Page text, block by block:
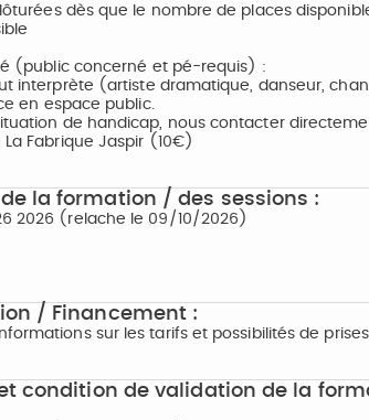
dès que le nombre de places
(public concerné et pé-requis) :
interprète (artiste dramatique, danseur,
en espace public.
de handicap, nous contacter
Fabrique Jaspir (10€)
la formation / des sessions :
2026 (relache le 09/10/2026)
/ Financement :
sur les tarifs et possibilités de
condition de validation de la